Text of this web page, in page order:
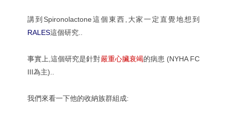
講到Spironolactone這個東西,大家一定直覺地想到
RALES這個研究..
事實上,這個研究是針對嚴重心臟衰竭的病患 (NYHA FC
III為主)..
我們來看一下他的收納族群組成: